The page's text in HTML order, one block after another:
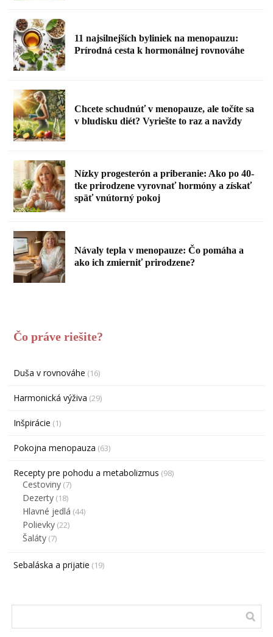
11 najsilnejších byliniek na menopauzu:
Prírodná cesta k hormonálnej rovnováhe
Chcete schudnúť v menopauze, ale točíte sa
v bludisku diét? Vyriešte to raz a navždy
Nízky progesterón a priberanie: Ako po 40-
tke prirodzene vyrovnať hormóny a získať
späť vnútorný pokoj
Návaly tepla v menopauze: Čo pomáha a
ako ich zmierniť prirodzene?
Čo práve riešite?
Duša v rovnováhe (16)
Harmonická výživa (29)
Inšpirácie (1)
Pokojna menopauza (63)
Recepty pre pohodu a metabolizmus (98)
Cestoviny (7)
Dezerty (18)
Hlavné jedlá (44)
Polievky (22)
Šaláty (7)
Sebaláska a prijatie (19)